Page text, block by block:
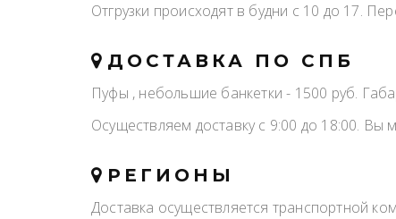
Отгрузки происходят в будни с 10 до 17.
ДОСТАВКА ПО СПБ
Пуфы , небольшие банкетки - 1500 руб.
Осуществляем доставку с 9:00 до 18:00. Вы
РЕГИОНЫ
Доставка осуществляется транспортной